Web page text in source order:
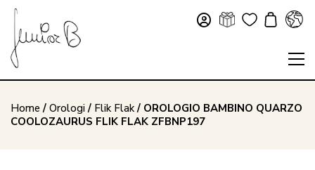
Home / Orologi/ Flik Flak/ OROLOGIO BAMBINO QUARZO
COOLOZAURUS FLIK FLAK ZFBNP197